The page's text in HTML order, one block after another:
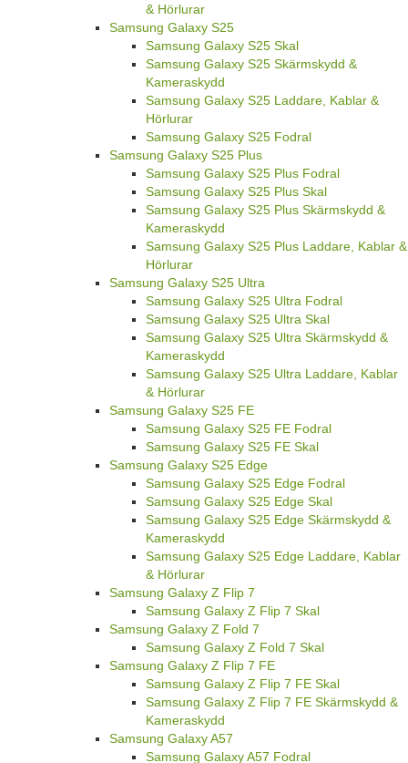
& Hörlurar
Samsung Galaxy S25
Samsung Galaxy S25 Skal
Samsung Galaxy S25 Skärmskydd &
Kameraskydd
Samsung Galaxy S25 Laddare, Kablar &
Hörlurar
Samsung Galaxy S25 Fodral
Samsung Galaxy S25 Plus
Samsung Galaxy S25 Plus Fodral
Samsung Galaxy S25 Plus Skal
Samsung Galaxy S25 Plus Skärmskydd &
Kameraskydd
Samsung Galaxy S25 Plus Laddare, Kablar &
Hörlurar
Samsung Galaxy S25 Ultra
Samsung Galaxy S25 Ultra Fodral
Samsung Galaxy S25 Ultra Skal
Samsung Galaxy S25 Ultra Skärmskydd &
Kameraskydd
Samsung Galaxy S25 Ultra Laddare, Kablar
& Hörlurar
Samsung Galaxy S25 FE
Samsung Galaxy S25 FE Fodral
Samsung Galaxy S25 FE Skal
Samsung Galaxy S25 Edge
Samsung Galaxy S25 Edge Fodral
Samsung Galaxy S25 Edge Skal
Samsung Galaxy S25 Edge Skärmskydd &
Kameraskydd
Samsung Galaxy S25 Edge Laddare, Kablar
& Hörlurar
Samsung Galaxy Z Flip 7
Samsung Galaxy Z Flip 7 Skal
Samsung Galaxy Z Fold 7
Samsung Galaxy Z Fold 7 Skal
Samsung Galaxy Z Flip 7 FE
Samsung Galaxy Z Flip 7 FE Skal
Samsung Galaxy Z Flip 7 FE Skärmskydd &
Kameraskydd
Samsung Galaxy A57
Samsung Galaxy A57 Fodral